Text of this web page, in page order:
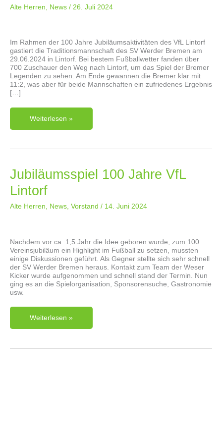
Alte Herren News / 26. Juli 2024
Im Rahmen der 100 Jahre Jubiläumsaktivitäten des VfL Lintorf
gastiert die Traditionsmannschaft des SV Werder Bremen am
29.06.2024 in Lintorf. Bei bestem Fußballwetter fanden über
700 Zuschauer den Weg nach Lintorf, um das Spiel der Bremer
Legenden zu sehen. Am Ende gewannen die Bremer klar mit
11:2, was aber für beide Mannschaften ein zufriedenes Ergebnis
[…]
Rückblick
Jahre
Legendenspiel
SV
Werder
Weiterlesen »
Jubiläumsspiel 100 Jahre VfL
Lintorf
Alte Herren News Vorstand / 14. Juni 2024
Nachdem vor ca. 1,5 Jahr die Idee geboren wurde, zum 100.
Vereinsjubiläum ein Highlight im Fußball zu setzen, mussten
einige Diskussionen geführt. Als Gegner stellte sich sehr schnell
der SV Werder Bremen heraus. Kontakt zum Team der Weser
Kicker wurde aufgenommen und schnell stand der Termin. Nun
ging es an die Spielorganisation, Sponsorensuche, Gastronomie
usw.
Jubiläumsspiel
Jahre
Weiterlesen »